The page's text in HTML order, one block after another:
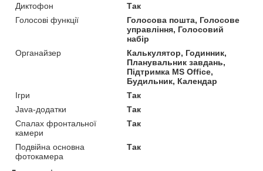
Диктофон
Так
Голосові функції
Голосова пошта, Голосове
управління, Голосовий
набір
Органайзер
Калькулятор, Годинник,
Планувальник завдань,
Підтримка MS Office,
Будильник, Календар
Ігри
Так
Java-додатки
Так
Спалах фронтальної
камери
Так
Подвійна основна
фотокамера
Так